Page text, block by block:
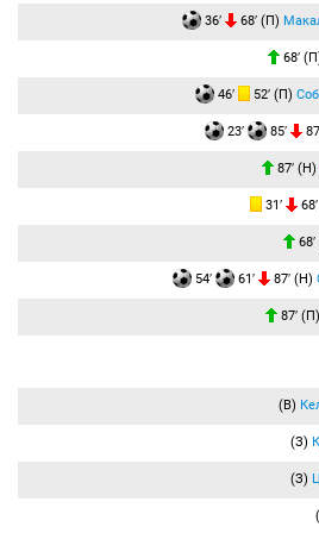
Макалистер Алексис
(Тоттенхэм
ГОООООООЛ!!! Соланке сделал мягкий заброс в
коснулся мяча, но перехватить передачу не
(Тоттенхэм
Подача на ближнюю штангу. Жота играет на
Диас получил передачу от Жоты, приблизился к
Прострел Трента из штрафной справа.
36′ 68′ (П)
68′
46′ 52′ (П)
23′ 85′
87′ (Н)
31′
54′ 61′ 87′ (Н)
87′ (П)
(В)
(З)
(З)